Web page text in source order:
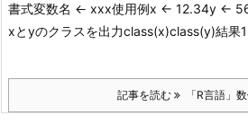
書式変数名 <- xxx使用例x <- 12.34y <-
xとyのクラスを出力class(x)class(y)結果
記事を読む 「R言語」